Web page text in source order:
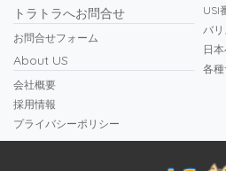
トラトラへお問合せ
お問合せフォーム
About US
会社概要
採用情報
プライバシーポリシー
USI
バ
日
各